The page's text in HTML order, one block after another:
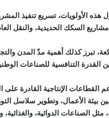
هذه الأولويات، تسريع تنفيذ
السكك الحديدية، والنقل
تبرز كذلك أهمية مدّ المدن
القدرة التنافسية للصناعات
القطاعات الإنتاجية القادرة
بيئة الأعمال، وتطوير سلاسل
مثل الصناعات الدوائية،